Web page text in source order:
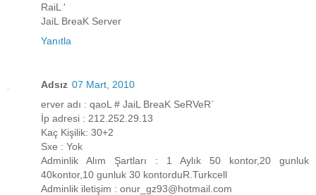
RaiL '
JaiL BreaK Server
Yanıtla
Adsız 07 Mart, 2010
erver adı : qaoL # JaiL BreaK SeRVeR`
İp adresi : 212.252.29.13
Kaç Kişilik: 30+2
Sxe : Yok
Adminlik Alım Şartları : 1 Aylık 50 kontor,20 gunluk
40kontor,10 gunluk 30 kontorduR.Turkcell
Adminlik iletişim : onur_gz93@hotmail.com